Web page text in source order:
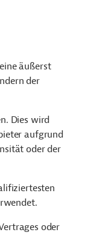
äußerst
der
Dies wird
aufgrund
oder der
oder